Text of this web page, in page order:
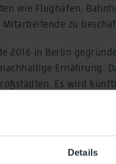
Details
wie Flughäfen,
Mitarbeitende zu
2016 in Berlin
Ernährung.
Es wird
in den Terminals 1 und
Vorsitzende der